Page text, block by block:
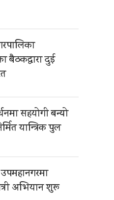
बैठकद्वारा दुई
सहयोगी बन्यो
यान्त्रिक पुल
अभियान शुरू